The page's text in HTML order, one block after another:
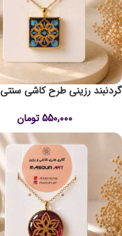
گردنبند رزینی طرح کاشی سنتی
550,000 تومان